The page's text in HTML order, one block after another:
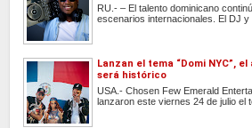
RU.- – El talento dominicano
escenarios internacionales. El DJ y
Lanzan el tema “Domi NYC”,
será histórico
USA.- Chosen Few Emerald
lanzaron este viernes 24 de julio el